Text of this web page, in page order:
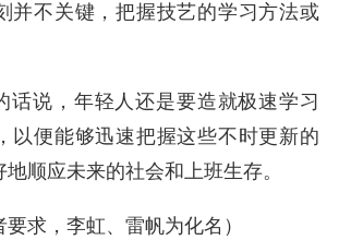
并不关键，把握技艺的学习方法或
话说，年轻人还是要造就极速学习
以便能够迅速把握这些不时更新的
顺应未来的社会和上班生存。
要求，李虹、雷帆为化名）